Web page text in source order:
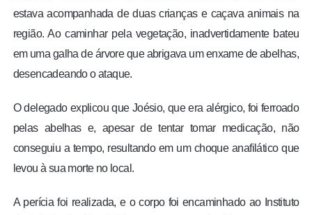
estava acompanhada de duas crianças e caçava animais na
região. Ao caminhar pela vegetação, inadvertidamente bateu
em uma galha de árvore que abrigava um enxame de abelhas,
desencadeando o ataque.
O delegado explicou que Joésio, que era alérgico, foi ferroado
pelas abelhas e, apesar de tentar tomar medicação, não
conseguiu a tempo, resultando em um choque anafilático que
levou à sua morte no local.
A perícia foi realizada, e o corpo foi encaminhado ao Instituto